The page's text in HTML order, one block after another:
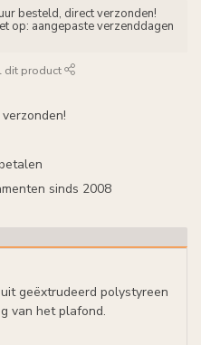
besteld, direct verzonden!
op: aangepaste verzenddagen
dit product
verzonden!
sinds 2008
geëxtrudeerd polystyreen
van het plafond.